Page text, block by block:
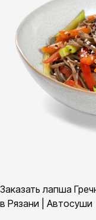
Заказать лапша
в Рязани | Автосуши